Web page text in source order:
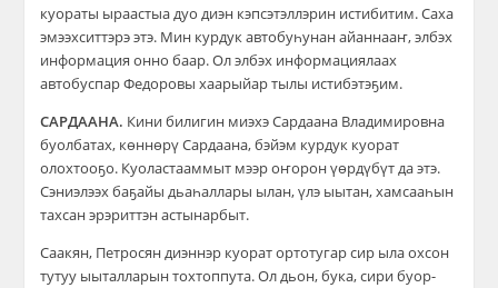
куораты ыраастыа дуо диэн кэпсэтэллэрин истибитим. Саха
эмээхситтэрэ этэ. Мин курдук автобуһунан айаннааҥ, элбэх
информация онно баар. Ол элбэх информациялаах
автобуспар Федоровы хаарыйар тылы истибэтэҕим.
САРДААНА. Кини билигин миэхэ Сардаана Владимировна
буолбатах, көннөрү Сардаана, бэйэм курдук куорат
олохтооҕо. Куоластааммыт мээр оҥорон үөрдүбүт да этэ.
Сэниэлээх баҕайы дьаһаллары ылан, үлэ ыытан, хамсааһын
тахсан эрэриттэн астынарбыт.
Саакян, Петросян диэннэр куорат ортотугар сир ыла охсон
тутуу ыыталларын тохтоппута. Ол дьон, бука, сири буор-